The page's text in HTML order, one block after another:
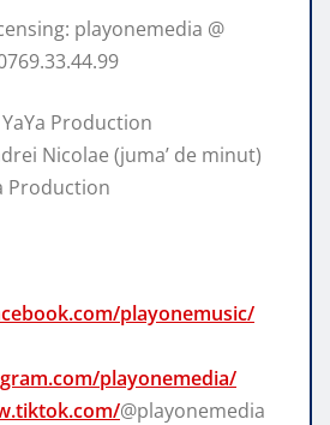
playonemedia @
Production
Nicolae (juma’ de minut)
Production
playonemusic/
playonemedia/
@playonemedia